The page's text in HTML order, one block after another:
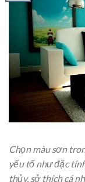
Chọn màu sơn
yếu tố như đặc
thủy, sở thích cá